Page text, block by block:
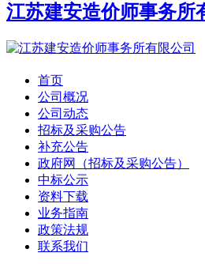
江苏建安造价师事务所
首页
公司概况
公司动态
招标及采购公告
补充公告
政府网（招标及采购公告）
中标公示
资料下载
业务指南
政策法规
联系我们